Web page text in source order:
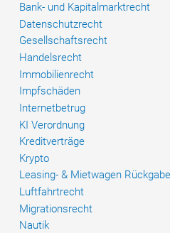
Bank- und Kapitalmarktrecht
Datenschutzrecht
Gesellschaftsrecht
Handelsrecht
Immobilienrecht
Impfschäden
Internetbetrug
KI Verordnung
Kreditverträge
Krypto
Leasing- & Mietwagen Rückgabe
Luftfahrtrecht
Migrationsrecht
Nautik